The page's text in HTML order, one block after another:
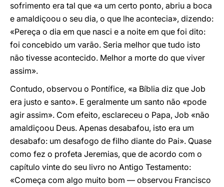
sofrimento era tal que «a um certo ponto, abriu a boca
e amaldiçoou o seu dia, o que lhe acontecia», dizendo:
«Pereça o dia em que nasci e a noite em que foi dito:
foi concebido um varão. Seria melhor que tudo isto
não tivesse acontecido. Melhor a morte do que viver
assim».
Contudo, observou o Pontífice, «a Bíblia diz que Job
era justo e santo». E geralmente um santo não «pode
agir assim». Com efeito, esclareceu o Papa, Job «não
amaldiçoou Deus. Apenas desabafou, isto era um
desabafo: um desafogo de filho diante do Pai». Quase
como fez o profeta Jeremias, que de acordo com o
capítulo vinte do seu livro no Antigo Testamento:
«Começa com algo muito bom — observou Francisco